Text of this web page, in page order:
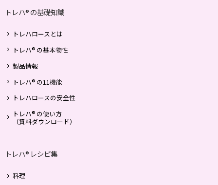
ナガセヴィータ株式会社（以下「当社」と呼びま
す）は、ご登録いただいた個人情報を次の目的の
② 商品・サービス又は商品・サービスに関する情
報のご提供
て生じる問題への対処
トレハ® の基礎知識
トレハロースとは
トレハ® の基本物性
製品情報
トレハ® の11機能
トレハロースの安全性
トレハ® の使い方
（資料ダウンロード）
トレハ® レシピ集
料理